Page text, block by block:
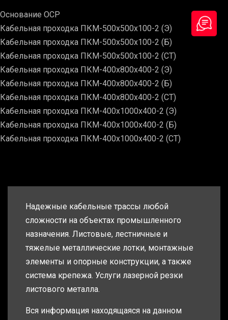
Основание ОСР
Кабельная проходка ПКМ-500х500х100-2 (Э)
Кабельная проходка ПКМ-500х500х100-2 (Б)
Кабельная проходка ПКМ-500х500х100-2 (СТ)
Кабельная проходка ПКМ-400х800х400-2 (Э)
Кабельная проходка ПКМ-400х800х400-2 (Б)
Кабельная проходка ПКМ-400х800х400-2 (СТ)
Кабельная проходка ПКМ-400х1000х400-2 (Э)
Кабельная проходка ПКМ-400х1000х400-2 (Б)
Кабельная проходка ПКМ-400х1000х400-2 (СТ)
Надежные кабельные трассы любой
сложности на объектах промышленного
назначения. Листовые, лестничные и
тяжелые металлические лотки, монтажные
элементы и опорные конструкции, а также
система крепежа. Услуги лазерной резки
листового металла.
Вся информация находящаяся на данном